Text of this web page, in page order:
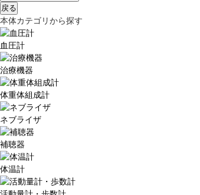
戻る
本体カテゴリから探す
血圧計
治療機器
体重体組成計
ネブライザ
補聴器
体温計